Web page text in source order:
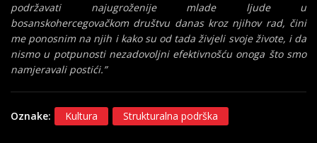
podržavati najugroženije mlade ljude u
bosanskohercegovačkom društvu danas kroz njihov rad, čini
me ponosnim na njih i kako su od tada živjeli svoje živote, i da
nismo u potpunosti nezadovoljni efektivnošću onoga što smo
namjeravali postići.”
Oznake: Kultura Strukturalna podrška